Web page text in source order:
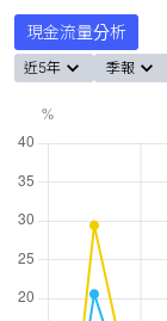
現金流量分析
近5年 季報